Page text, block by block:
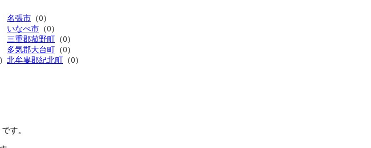
名張市 （0）
いなべ市 （0）
三重郡菰野町 （0）
多気郡大台町 （0）
北牟婁郡紀北町 （0）
す。